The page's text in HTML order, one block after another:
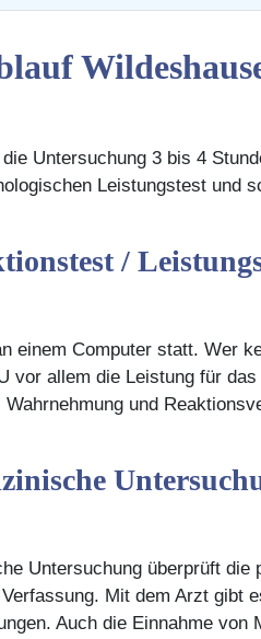
Untersuchung 3 bis 4
Leistungstest und
/
einem Computer statt. Wer
vor allem die Leistung für
und
Untersuchung überprüft
Mit dem Arzt gibt
Auch die Einnahme